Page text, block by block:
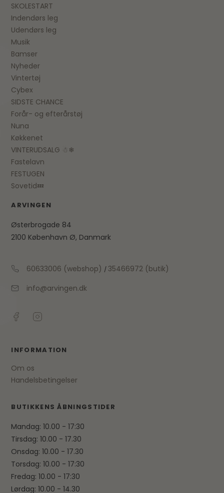
SKOLESTART
Indendørs leg
Udendørs leg
Musik
Bamser
Nyheder
Vintertøj
Cybex
SIDSTE CHANCE
Forår- og efterårstøj
Nuna
Køkkenet
VINTERUDSALG ☃❄
Fastelavn
FESTUGEN
Sovetid💤
ARVINGEN
Østerbrogade 84
2100 København Ø, Danmark
60633006 (webshop) /35466972 (butik)
info@arvingen.dk
INFORMATION
Om os
Handelsbetingelser
BUTIKKENS ÅBNINGSTIDER
Mandag: 10.00 - 17:30
Tirsdag: 10.00 - 17.30
Onsdag: 10.00 - 17.30
Torsdag: 10.00 - 17:30
Fredag: 10.00 - 17:30
Lørdag: 10.00 - 14.30